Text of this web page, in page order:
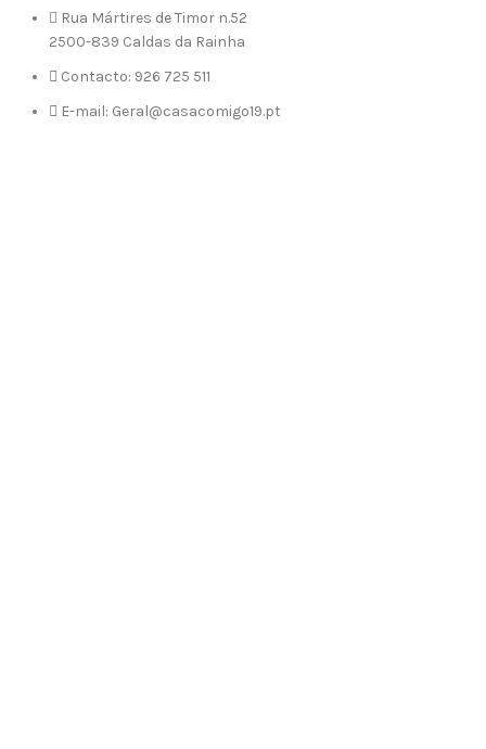
Rua Mártires de Timor n.52
2500-839 Caldas da Rainha
Contacto: 926 725 511
E-mail: Geral@casacomigo19.pt